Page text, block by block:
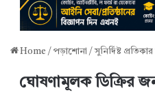
Home / পড়াশোনা / সুনির্দিষ্ট
ঘোষণামূলক ডিক্রির